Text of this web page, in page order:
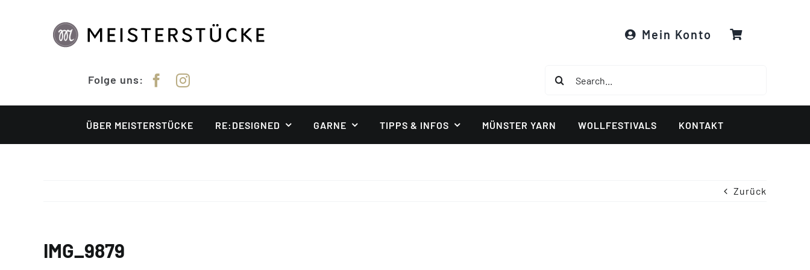
Mein Konto
Folge uns:
ÜBER MEISTERSTÜCKE RE:DESIGNED GARNE TIPPS & INFOS MÜNSTER YARN WOLLFESTIVALS KONTAKT
Zurück
IMG_9879